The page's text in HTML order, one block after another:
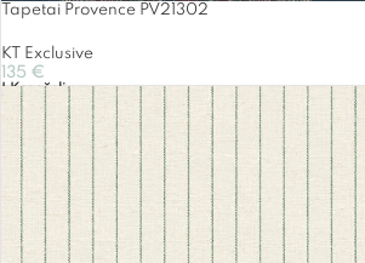
Tapetai Provence PV21302
KT Exclusive
135 €
Į Krepšelį